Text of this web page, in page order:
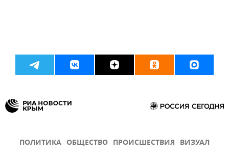
ПОЛИТИКА ОБЩЕСТВО ПРОИСШЕСТВИЯ ВИЗУАЛ